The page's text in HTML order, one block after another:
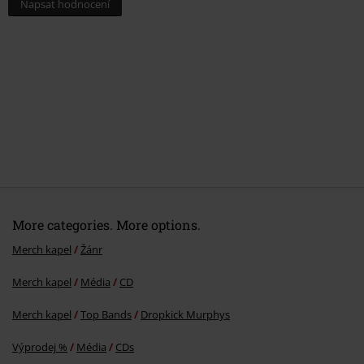
Napsat hodnocení
More categories. More options.
Merch kapel Žánr
Merch kapel Média CD
Merch kapel Top Bands Dropkick Murphys
Výprodej % Média CDs